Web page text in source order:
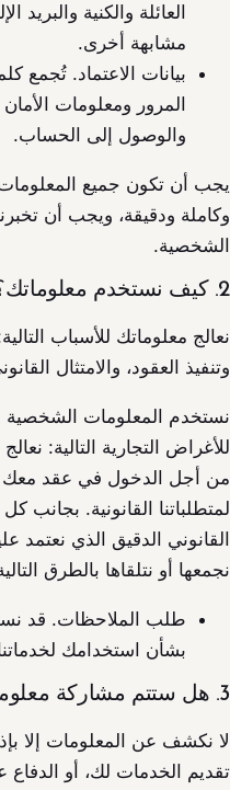
العائلة والكنية
مشابهة أخرى.
بيانات الاعتماد. تُجمع
المرور ومعلومات
والوصول إلى الحساب.
يجب أن تكون جميع
وكاملة ودقيقة، ويجب أن
الشخصية.
2. كيف نستخدم معلوماتك؟
نعالج معلوماتك للأسباب
وتنفيذ العقود، والامتثال
نستخدم المعلومات الشخصية
للأغراض التجارية التالية:
من أجل الدخول في عقد معك أو
لمتطلباتنا القانونية.
القانوني الدقيق الذي نعتمد
نجمعها أو نتلقاها بالطرق
طلب الملاحظات. قد
بشأن استخدامك
3. هل ستتم مشاركة معلوماتك مع أي جهة؟
لا نكشف عن المعلومات إلا
تقديم الخدمات لك، أو الدفاع